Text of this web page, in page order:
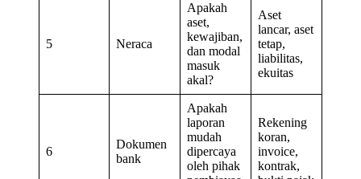
5 Neraca
Apakah
aset,
kewajiban,
dan modal
masuk
akal?
Aset
lancar, aset
tetap,
liabilitas,
ekuitas
6
Dokumen
bank
Apakah
laporan
mudah
dipercaya
oleh pihak
Rekening
koran,
invoice,
kontrak,